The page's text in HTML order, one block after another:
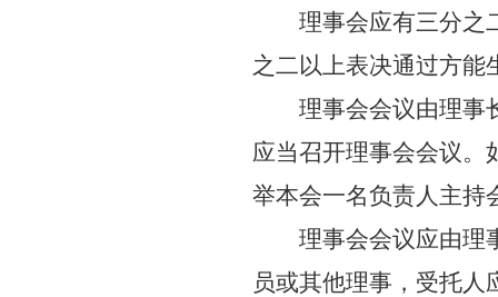
理事会应有三分之
之二以上表决通过方能
理事会会议由理事
应当召开理事会会议。
举本会一名负责人主持
理事会会议应由理
员或其他理事，受托